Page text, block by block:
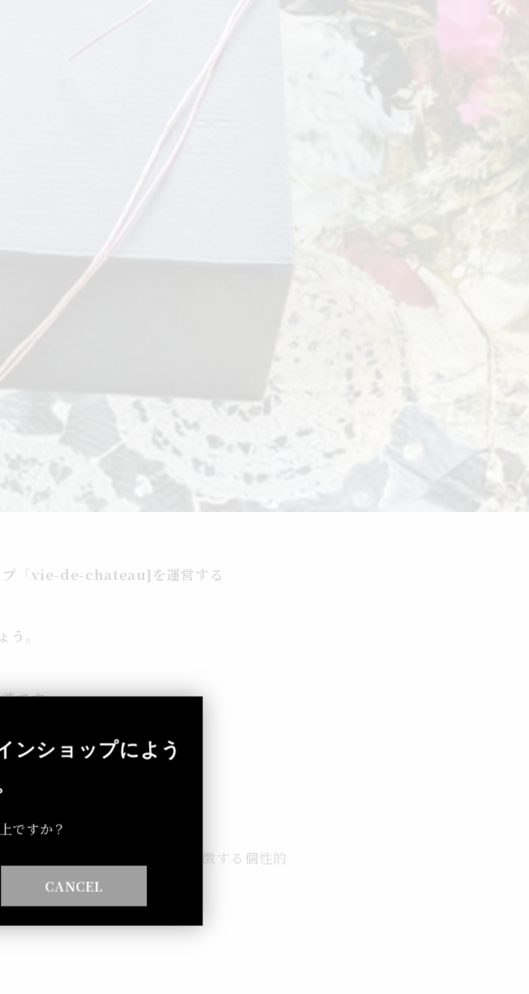
プ「vie-de-chateau]を運営する
。
です。
赤ワインをご紹介します。
熟成されました。
点を頂いたワイン。
包まれます。南フランスを象徴する個性的
大切なお父にぜひ。
ンショップによう
ですか？
CANCEL